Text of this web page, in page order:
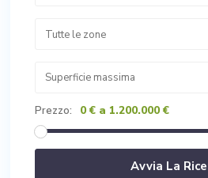
Tutte le zone
Prezzo: 0 € a 1.200.000 €